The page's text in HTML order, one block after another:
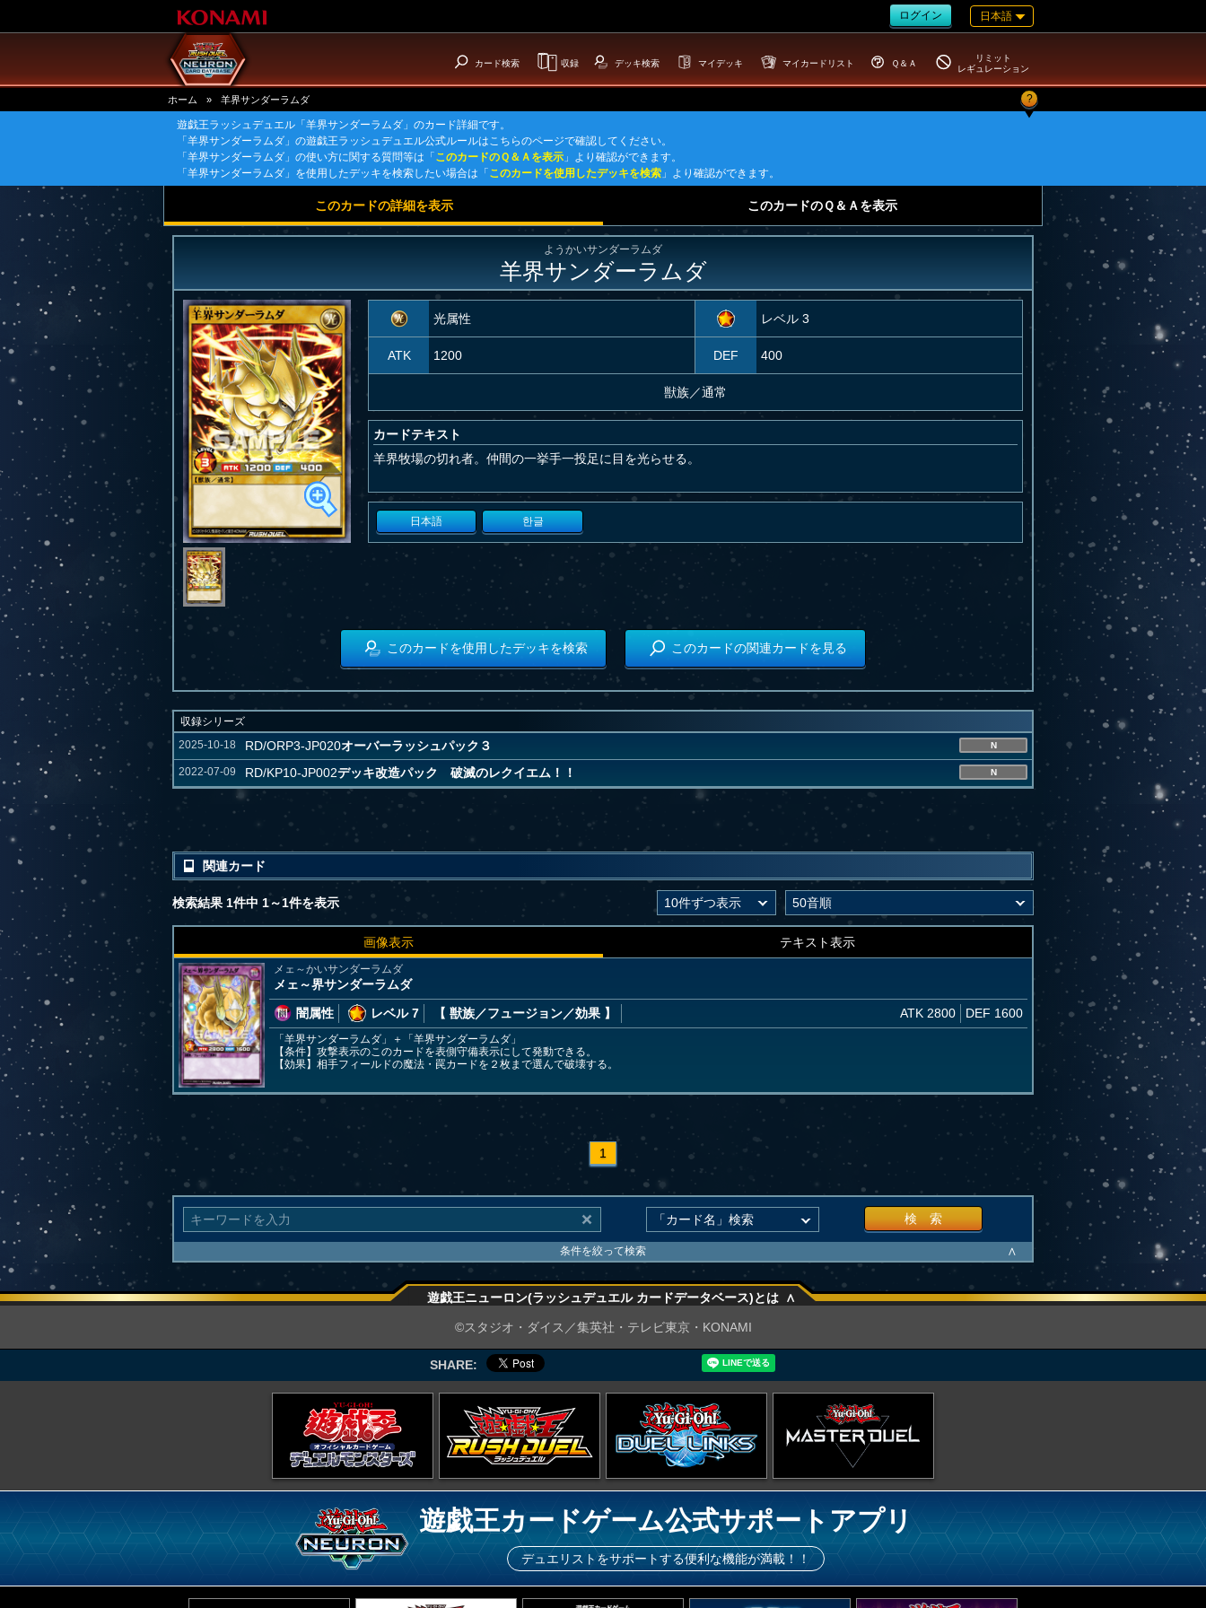
ログイン 日本語
カード検索 収録 デッキ検索 マイデッキ マイカードリスト Ｑ＆Ａ
リミット
レギュレーション
ホーム » 羊界サンダーラムダ ?
遊戯王ラッシュデュエル「羊界サンダーラムダ」のカード詳細です。
「羊界サンダーラムダ」の遊戯王ラッシュデュエル公式ルールはこちらのページで確認してください。
「羊界サンダーラムダ」の使い方に関する質問等は「 このカードのＱ＆Ａを表示 」より確認ができます。
「羊界サンダーラムダ」を使用したデッキを検索したい場合は「 このカードを使用したデッキを検索 」より確認ができます。
このカードの詳細を表示 このカードのＱ＆Ａを表示
ようかいサンダーラムダ
羊界サンダーラムダ
光属性 レベル 3
ATK 1200 DEF 400
獣族／通常
カードテキスト
羊界牧場の切れ者。仲間の一挙手一投足に目を光らせる。
日本語 한글
このカードを使用したデッキを検索 このカードの関連カードを見る
収録シリーズ
2025-10-18
RD/ORP3-JP020オーバーラッシュパック３ N
2022-07-09 RD/KP10-JP002デッキ改造パック 破滅のレクイエム！！ N
関連カード
検索結果 1件中 1～1件を表示
画像表示 テキスト表示
メェ～かいサンダーラムダ
メェ～界サンダーラムダ
闇属性
レベル 7 【 獣族／フュージョン／効果 】 ATK 2800 DEF 1600
「羊界サンダーラムダ」＋「羊界サンダーラムダ」
【条件】攻撃表示のこのカードを表側守備表示にして発動できる。
【効果】相手フィールドの魔法・罠カードを２枚まで選んで破壊する。
1
検 索
条件を絞って検索 ∧
遊戯王ニューロン(ラッシュデュエル カードデータベース)とは ∧
©スタジオ・ダイス／集英社・テレビ東京・KONAMI
SHARE:
遊戯王カードゲーム公式サポートアプリ
デュエリストをサポートする便利な機能が満載！！